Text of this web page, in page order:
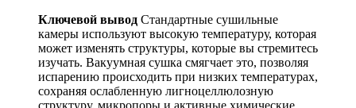
Ключевой вывод Стандартные сушильные
камеры используют высокую температуру, которая
может изменять структуры, которые вы стремитесь
изучать. Вакуумная сушка смягчает это, позволяя
испарению происходить при низких температурах,
сохраняя ослабленную лигноцеллюлозную
структуру, микропоры и активные химические